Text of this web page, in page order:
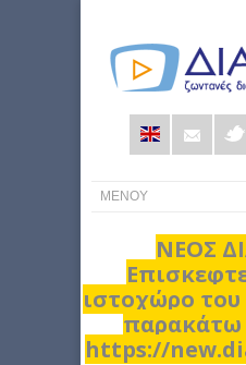
ΝΕΟΣ
ιστοχώρο
παρακάτω
https://